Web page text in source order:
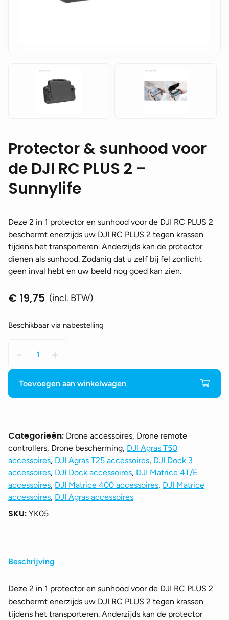
Protector & sunhood voor
de DJI RC PLUS 2 –
Sunnylife
Deze 2 in 1 protector en sunhood voor de DJI RC PLUS 2
beschermt enerzijds uw DJI RC PLUS 2 tegen krassen
tijdens het transporteren. Anderzijds kan de protector
dienen als sunhood. Zodanig dat u zelf bij fel zonlicht
geen inval hebt en uw beeld nog goed kan zien.
€ 19,75 (incl. BTW)
Beschikbaar via nabestelling
-
sunhood
voor
de
PLUS
Sunnylife
+
Toevoegen aan winkelwagen
Categorieën: Drone accessoires, Drone remote
controllers, Drone bescherming, DJI Agras T50
accessoires, DJI Agras T25 accessoires, DJI Dock 3
accessoires, DJI Dock accessoires, DJI Matrice 4T/E
accessoires, DJI Matrice 400 accessoires, DJI Matrice
accessoires, DJI Agras accessoires
SKU: YK05
Beschrijving
Deze 2 in 1 protector en sunhood voor de DJI RC PLUS 2
beschermt enerzijds uw DJI RC PLUS 2 tegen krassen
tijdens het transporteren. Anderzijds kan de protector